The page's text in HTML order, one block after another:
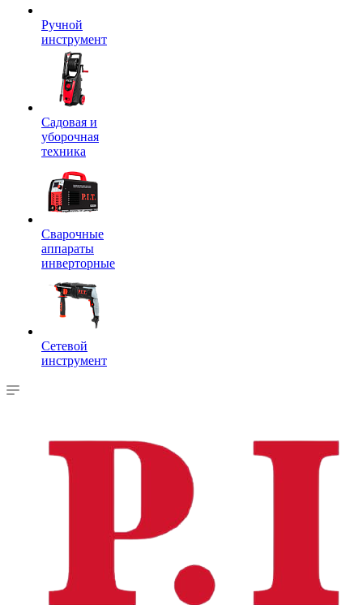
Ручной
инструмент
Садовая и
уборочная
техника
Сварочные
аппараты
инверторные
Сетевой
инструмент